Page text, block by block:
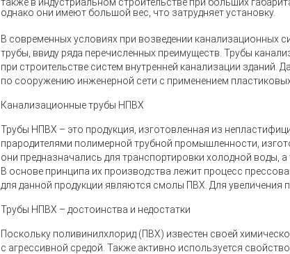
однако они имеют большой вес, что затрудняет установку.
В современных условиях при возведении
трубы, ввиду ряда перечисленных преимуществ. Трубы
при строительстве систем внутренней канализации
по сооружению инженерной сети с применением пластиковых
Канализационные трубы НПВХ
Трубы НПВХ – это продукция, изготовленная из
прародителями полимерной трубной промышленности,
они предназначались для транспортировки холодной воды,
В основе принципа их производства лежит процесс
для данной продукции являются смолы ПВХ. Для увеличения
Трубы НПВХ – достоинства и недостатки
Поскольку поливинилхлорид (ПВХ) известен своей
с агрессивной средой. Также активно используется